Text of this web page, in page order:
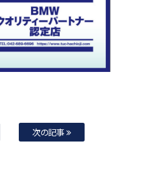
次の記事